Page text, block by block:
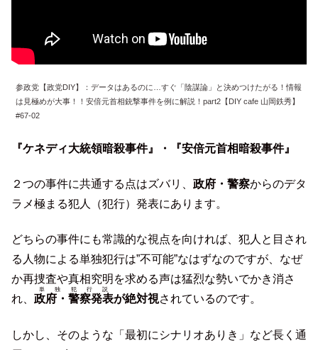
参政党【政党DIY】：データはあるのに…すぐ「陰謀論」と決めつけたがる！情報
は見極めが大事！！安倍元首相銃撃事件を例に解説！part2【DIY cafe 山岡鉄秀】
#67-02
『ケネディ大統領暗殺事件』・『安倍元首相暗殺事件』
２つの事件に共通する点はズバリ、 政府・警察からのデタ
ラメ極まる犯人（犯行）発表にあります。
どちらの事件にも常識的な視点を向ければ、犯人と目され
る人物による単独犯行は”不可能”なはずなのですが、なぜ
か再捜査や真相究明を求める声は猛烈な勢いでかき消さ
れ、 政府・警察発表
単独犯行説
が絶対視されているのです。
しかし、そのような「最初にシナリオありき」など長く通